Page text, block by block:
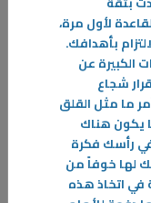
بشكل طبيعي في جسم
كونه ناقلاً عصبياً،
لأول مرة،
بأهدافك.
الكبيرة عن
شجاع
ما مثل القلق
يكون هناك
رأسك فكرة
لها خوفاً من
في اتخاذ هذه